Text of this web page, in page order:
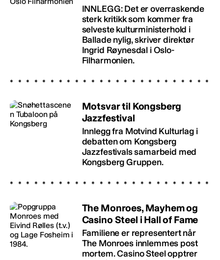
INNLEGG: Det er overraskende
sterk kritikk som kommer fra
selveste kulturministerhold i
Ballade nylig, skriver direktør
Ingrid Røynesdal i Oslo-
Filharmonien.
Motsvar til Kongsberg
Jazzfestival
Innlegg fra Motvind Kulturlag i
debatten om Kongsberg
Jazzfestivals samarbeid med
Kongsberg Gruppen.
The Monroes, Mayhem og
Casino Steel i Hall of Fame
Familiene er representert når
The Monroes innlemmes post
mortem. Casino Steel opptrer